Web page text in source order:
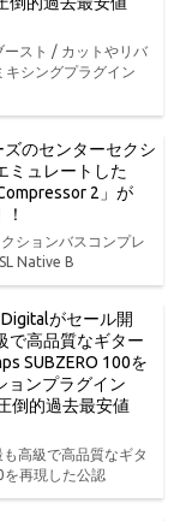
ースト / カットやリバ
キシングプラグイン
ズのセンターセクシ
ミュレートした
2」が
ションバスコンプレ
Native B
がセール開
で高品質なギター
SUBZERO 100を
ョンプラグイン
倒的過去最安値
高級で高品質なギタ
を再現した公認